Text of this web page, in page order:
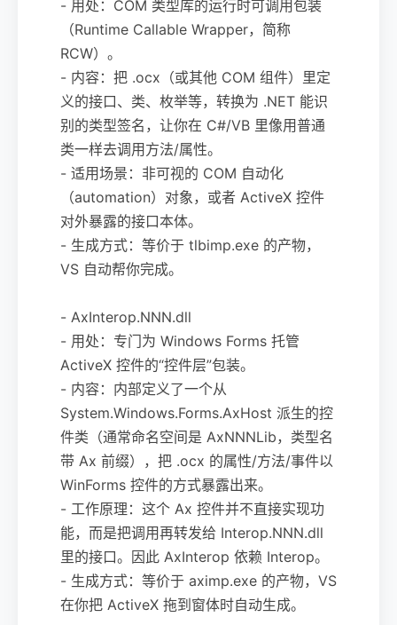
- 用处：COM 类型库的运行时可调用包装
（Runtime Callable Wrapper，简称
RCW）。
- 内容：把 .ocx（或其他 COM 组件）里定
义的接口、类、枚举等，转换为 .NET 能识
别的类型签名，让你在 C#/VB 里像用普通
类一样去调用方法/属性。
- 适用场景：非可视的 COM 自动化
（automation）对象，或者 ActiveX 控件
对外暴露的接口本体。
- 生成方式：等价于 tlbimp.exe 的产物，
VS 自动帮你完成。
- AxInterop.NNN.dll
- 用处：专门为 Windows Forms 托管
ActiveX 控件的“控件层”包装。
- 内容：内部定义了一个从
System.Windows.Forms.AxHost 派生的控
件类（通常命名空间是 AxNNNLib，类型名
带 Ax 前缀），把 .ocx 的属性/方法/事件以
WinForms 控件的方式暴露出来。
- 工作原理：这个 Ax 控件并不直接实现功
能，而是把调用再转发给 Interop.NNN.dll
里的接口。因此 AxInterop 依赖 Interop。
- 生成方式：等价于 aximp.exe 的产物，VS
在你把 ActiveX 拖到窗体时自动生成。